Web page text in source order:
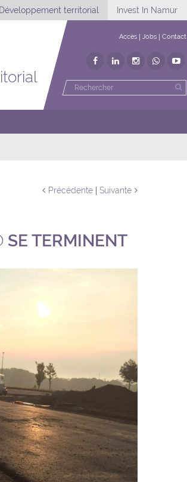
Développement territorial Invest In Namur
Accès Jobs Contact
Suivante
Précédente
SE TERMINENT